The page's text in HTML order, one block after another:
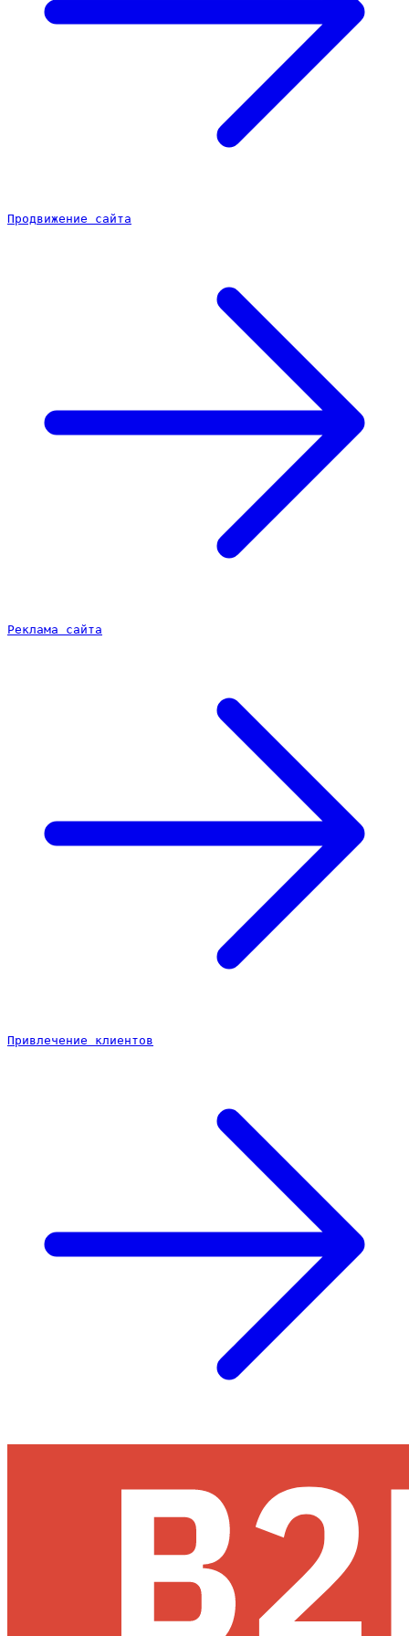
Продвижение сайта
Реклама сайта
Привлечение клиентов